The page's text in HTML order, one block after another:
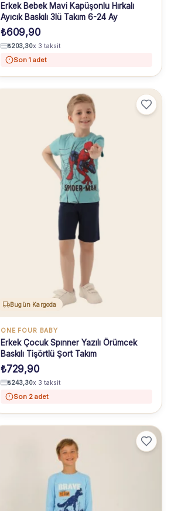
Erkek Bebek Mavi Kapüşonlu Hırkalı
Ayıcık Baskılı 3lü Takım 6-24 Ay
₺609,90
₺203,30x 3 taksit
Son 1 adet
Bugün Kargoda
ONE FOUR BABY
Erkek Çocuk Spınner Yazılı Örümcek
Baskılı Tişörtlü Şort Takım
₺729,90
₺243,30x 3 taksit
Son 2 adet